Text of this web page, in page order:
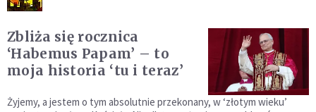
Zbliża się rocznica
‘Habemus Papam’ – to
moja historia ‘tu i teraz’
Żyjemy, a jestem o tym absolutnie przekonany, w ‘złotym wieku’